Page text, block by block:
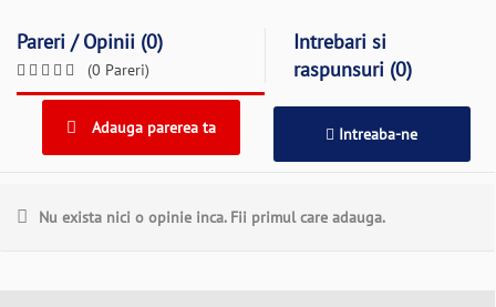
Pareri / Opinii (0)
(0 Pareri)
Intrebari si
raspunsuri (0)
Adauga parerea ta Intreaba-ne
Nu exista nici o opinie inca. Fii primul care adauga.